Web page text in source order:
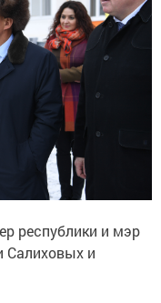
республики и мэр
Салиховых и